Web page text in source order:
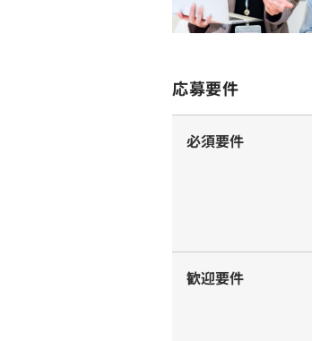
応募要件
必須要件
歓迎要件